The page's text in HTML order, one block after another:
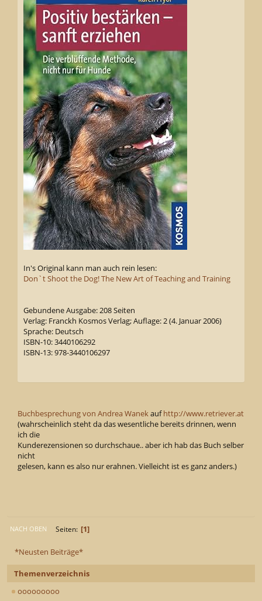
*Neusten Beiträge*
Themenverzeichnis
ooooooooo
In's Original kann man auch rein lesen:
Don`t Shoot the Dog! The New Art of Teaching and Training
Gebundene Ausgabe: 208 Seiten
Verlag: Franckh Kosmos Verlag; Auflage: 2 (4. Januar 2006)
Sprache: Deutsch
ISBN-10: 3440106292
ISBN-13: 978-3440106297
Buchbesprechung von Andrea Wanekaufhttp://www.retriever.at
(wahrscheinlich steht da das wesentliche bereits drinnen, wenn
ich die
Kunderezensionen so durchschaue.. aber ich hab das Buch selber
nicht
gelesen, kann es also nur erahnen. Vielleicht ist es ganz anders.)
NACH OBEN Seiten 1